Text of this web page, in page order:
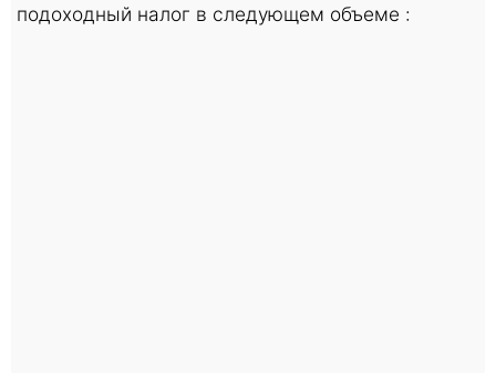
подоходный налог в следующем объеме :